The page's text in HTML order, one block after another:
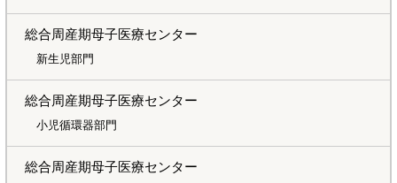
総合周産期母子医療センター
新生児部門
総合周産期母子医療センター
小児循環器部門
総合周産期母子医療センター